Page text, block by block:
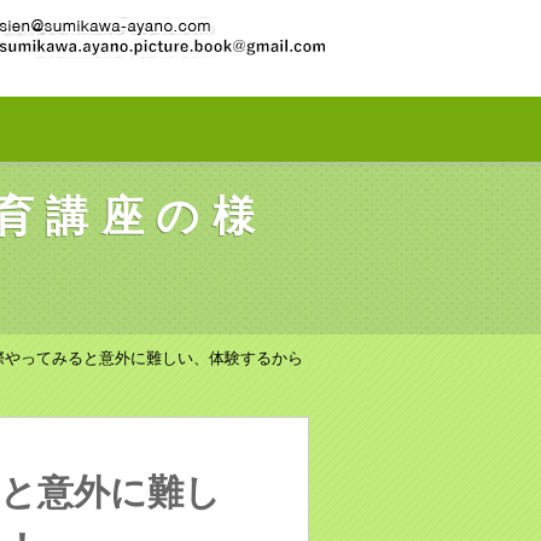
講座の様
ってみると意外に難しい、体験するから
意外に難し